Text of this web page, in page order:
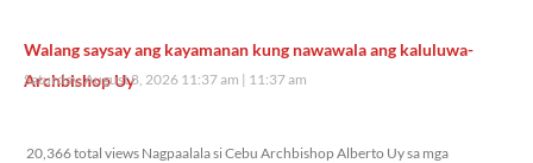
Walang saysay ang kayamanan kung nawawala ang kaluluwa-
Archbishop Uy
Saturday, August 8, 2026 11:37 am 11:37 am
20,366 total views Nagpaalala si Cebu Archbishop Alberto Uy sa mga